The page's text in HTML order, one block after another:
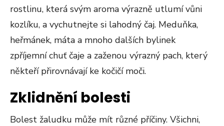
rostlinu, která svým aroma výrazně utlumí vůni
kozlíku, a vychutnejte si lahodný čaj. Meduňka,
heřmánek, máta a mnoho dalších bylinek
zpříjemní chuť čaje a zaženou výrazný pach, který
někteří přirovnávají ke kočičí moči.
Zklidnění bolesti
Bolest žaludku může mít různé příčiny. Všichni,